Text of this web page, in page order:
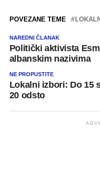
POVEZANE TEME
NAREDNI ČLANAK
Politički aktivista
albanskim nazivima
NE PROPUSTITE
Lokalni izbori: Do 15
20 odsto